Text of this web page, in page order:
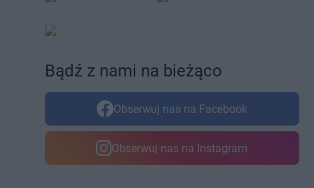
Bądź z nami na bieżąco
Obserwuj nas na Facebook
Obserwuj nas na Instagram